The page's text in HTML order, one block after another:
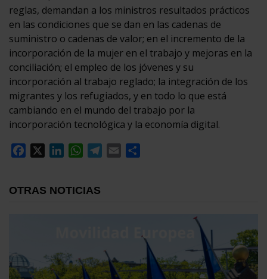
reglas, demandan a los ministros resultados prácticos
en las condiciones que se dan en las cadenas de
suministro o cadenas de valor; en el incremento de la
incorporación de la mujer en el trabajo y mejoras en la
conciliación; el empleo de los jóvenes y su
incorporación al trabajo reglado; la integración de los
migrantes y los refugiados, y en todo lo que está
cambiando en el mundo del trabajo por la
incorporación tecnológica y la economía digital.
Facebook
LinkedInWhatsApp
Telegram
Email
OTRAS NOTICIAS